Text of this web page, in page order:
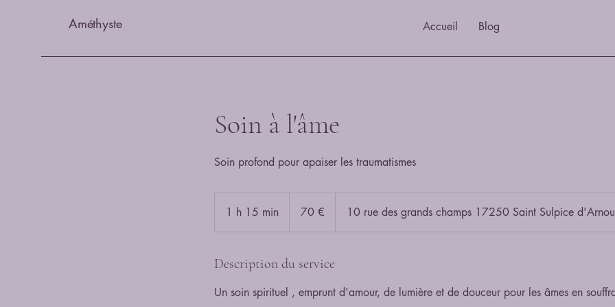
Améthyste Accueil Blog
Soin à l'âme
Soin profond pour apaiser les traumatismes
1 h 15 min
1
m
n
70 € 10 rue des grands champs 17250 Saint Sulpice
Description du service
Un soin spirituel , emprunt d'amour, de lumière et de douceur pour les âmes en